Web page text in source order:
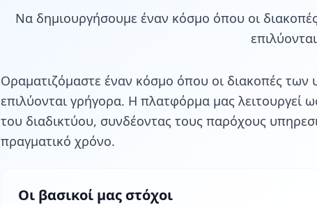
Να δημιουργήσουμε έναν κόσμο όπου οι
Οραματιζόμαστε έναν κόσμο όπου οι διακοπές των
επιλύονται γρήγορα. Η πλατφόρμα μας λειτουργεί
του διαδικτύου, συνδέοντας τους παρόχους
πραγματικό χρόνο.
Οι βασικοί μας στόχοι